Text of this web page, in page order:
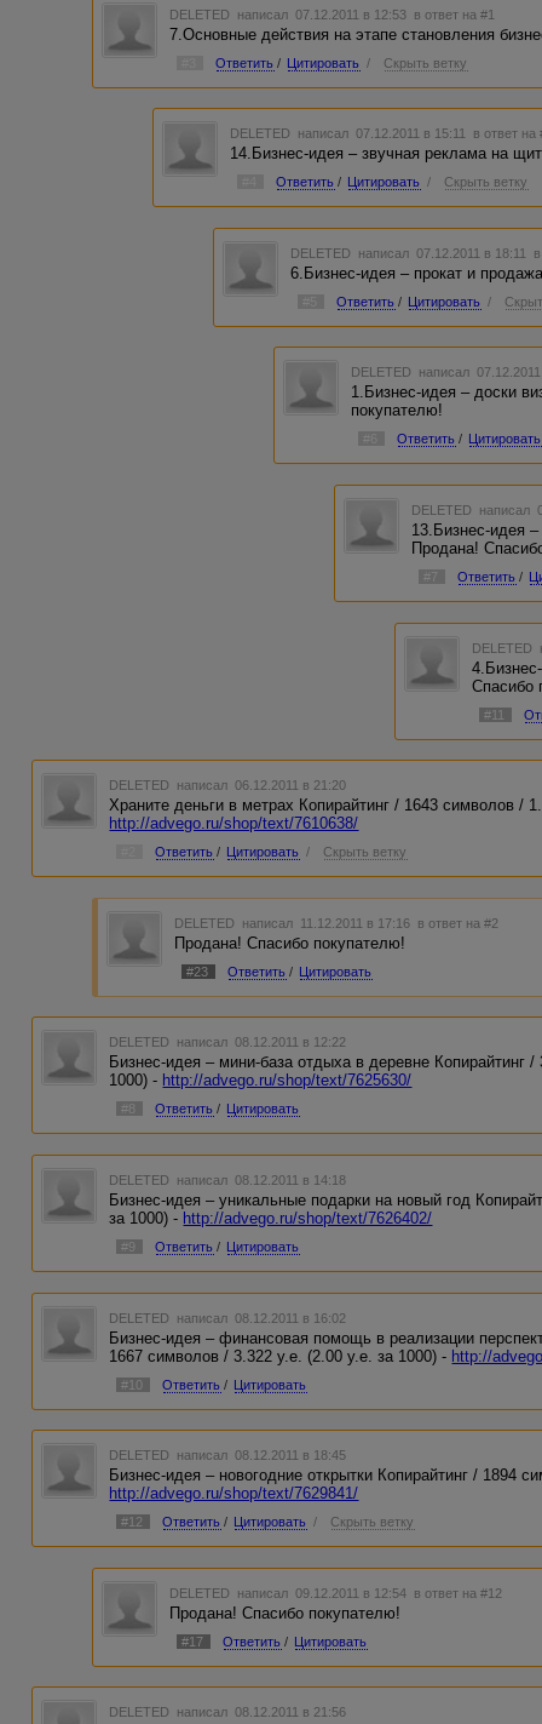
DELETED написал 07.12.2011 в 12:53 в ответ на #1
7.Основные действия на этапе становления
Ответить / Цитировать / Скрыть ветку
DELETED написал 07.12.2011 в 15:11 в ответ на
14.Бизнес-идея – звучная реклама на
Ответить / Цитировать / Скрыть ветку
DELETED написал 07.12.2011 в 18:11
6.Бизнес-идея – прокат и
Ответить / Цитировать /
DELETED написал
1.Бизнес-идея – доски
покупателю!
Ответить / Цитировать
DELETED написал
13.Бизнес-идея
Продана!
#7 Ответить /
DELETED
Спасибо
#11
DELETED написал 06.12.2011 в 21:20
Храните деньги в метрах Копирайтинг / 1643 символов /
http://advego.ru/shop/text/7610638/
Ответить / Цитировать / Скрыть ветку
DELETED написал 11.12.2011 в 17:16 в ответ на #2
Продана! Спасибо покупателю!
#23 Ответить / Цитировать
DELETED написал 08.12.2011 в 12:22
Бизнес-идея – мини-база отдыха в деревне Копирайтинг
1000) - http://advego.ru/shop/text/7625630/
#8 Ответить / Цитировать
DELETED написал 08.12.2011 в 14:18
Бизнес-идея – уникальные подарки на новый год
за 1000) - http://advego.ru/shop/text/7626402/
#9 Ответить / Цитировать
DELETED написал 08.12.2011 в 16:02
Бизнес-идея – финансовая помощь в реализации
1667 символов / 3.322 у.е. (2.00 у.е. за 1000) - http://
#10 Ответить / Цитировать
DELETED написал 08.12.2011 в 18:45
Бизнес-идея – новогодние открытки Копирайтинг / 1894
http://advego.ru/shop/text/7629841/
#12 Ответить / Цитировать / Скрыть ветку
DELETED написал 09.12.2011 в 12:54 в ответ на #12
Продана! Спасибо покупателю!
#17 Ответить / Цитировать
DELETED написал 08.12.2011 в 21:56